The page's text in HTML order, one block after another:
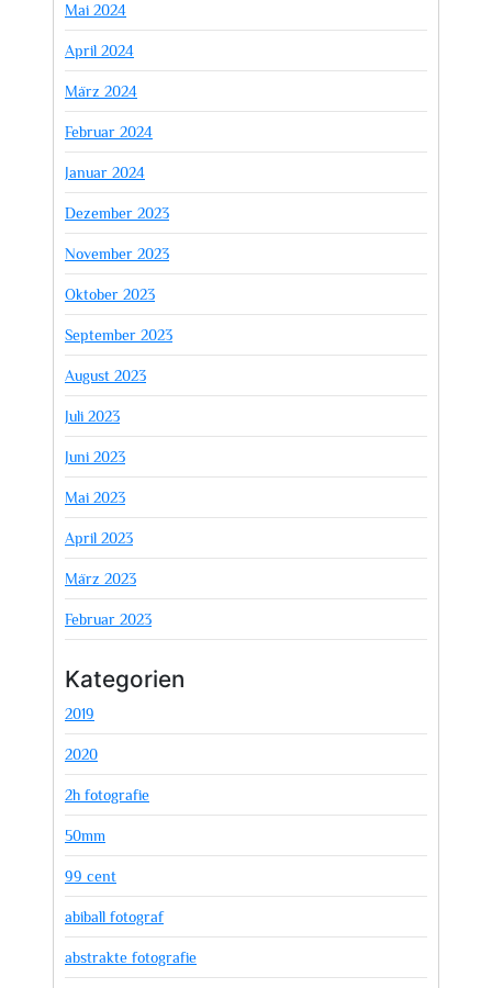
Mai 2024
April 2024
März 2024
Februar 2024
Januar 2024
Dezember 2023
November 2023
Oktober 2023
September 2023
August 2023
Juli 2023
Juni 2023
Mai 2023
April 2023
März 2023
Februar 2023
Kategorien
2019
2020
2h fotografie
50mm
99 cent
abiball fotograf
abstrakte fotografie